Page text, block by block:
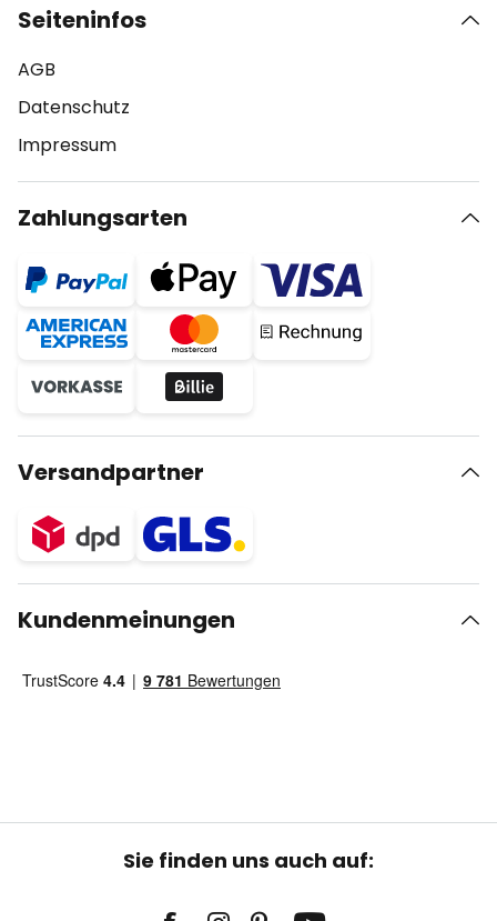
Seiteninfos
AGB
Datenschutz
Impressum
Zahlungsarten
Versandpartner
Kundenmeinungen
Sie finden uns auch auf: